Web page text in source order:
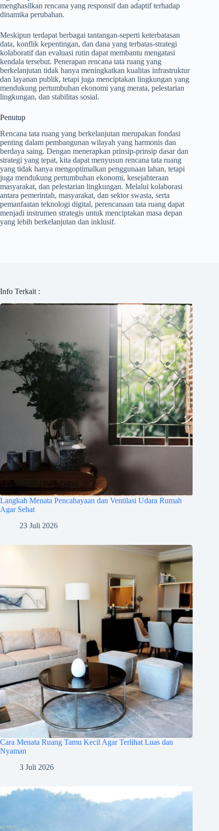
menghasilkan rencana yang responsif dan adaptif terhadap
dinamika perubahan.
Meskipun terdapat berbagai tantangan-seperti keterbatasan
data, konflik kepentingan, dan dana yang terbatas-strategi
kolaboratif dan evaluasi rutin dapat membantu mengatasi
kendala tersebut. Penerapan rencana tata ruang yang
berkelanjutan tidak hanya meningkatkan kualitas infrastruktur
dan layanan publik, tetapi juga menciptakan lingkungan yang
mendukung pertumbuhan ekonomi yang merata, pelestarian
lingkungan, dan stabilitas sosial.
Penutup
Rencana tata ruang yang berkelanjutan merupakan fondasi
penting dalam pembangunan wilayah yang harmonis dan
berdaya saing. Dengan menerapkan prinsip-prinsip dasar dan
strategi yang tepat, kita dapat menyusun rencana tata ruang
yang tidak hanya mengoptimalkan penggunaan lahan, tetapi
juga mendukung pertumbuhan ekonomi, kesejahteraan
masyarakat, dan pelestarian lingkungan. Melalui kolaborasi
antara pemerintah, masyarakat, dan sektor swasta, serta
pemanfaatan teknologi digital, perencanaan tata ruang dapat
menjadi instrumen strategis untuk menciptakan masa depan
yang lebih berkelanjutan dan inklusif.
Info Terkait :
Langkah Menata Pencahayaan dan Ventilasi Udara Rumah
Agar Sehat
23 Juli 2026
Cara Menata Ruang Tamu Kecil Agar Terlihat Luas dan
Nyaman
3 Juli 2026